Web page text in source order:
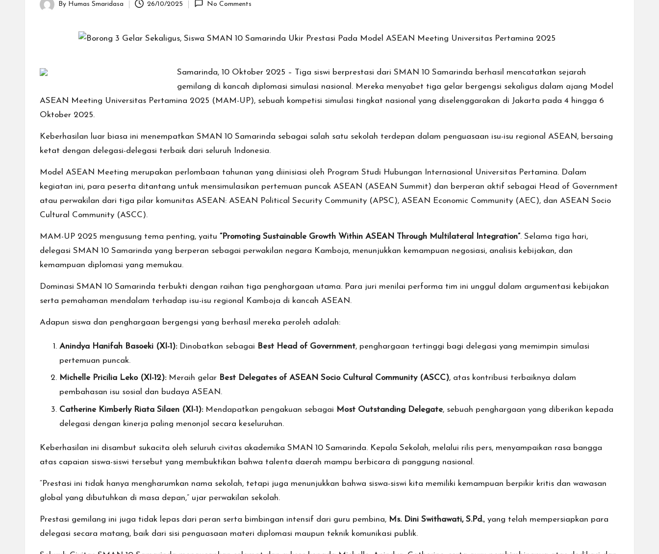
Posted
By Humas Smaridasa 26/10/2025 No Comments
Samarinda, 10 Oktober 2025 – Tiga siswi berprestasi dari SMAN 10 Samarinda berhasil mencatatkan sejarah
gemilang di kancah diplomasi simulasi nasional. Mereka menyabet tiga gelar bergengsi sekaligus dalam ajang Model
ASEAN Meeting Universitas Pertamina 2025 (MAM-UP), sebuah kompetisi simulasi tingkat nasional yang diselenggarakan di Jakarta pada 4 hingga 6
Oktober 2025.
Keberhasilan luar biasa ini menempatkan SMAN 10 Samarinda sebagai salah satu sekolah terdepan dalam penguasaan isu-isu regional ASEAN, bersaing
ketat dengan delegasi-delegasi terbaik dari seluruh Indonesia.
Model ASEAN Meeting merupakan perlombaan tahunan yang diinisiasi oleh Program Studi Hubungan Internasional Universitas Pertamina. Dalam
kegiatan ini, para peserta ditantang untuk mensimulasikan pertemuan puncak ASEAN (ASEAN Summit) dan berperan aktif sebagai Head of Government
atau perwakilan dari tiga pilar komunitas ASEAN: ASEAN Political Security Community (APSC), ASEAN Economic Community (AEC), dan ASEAN Socio
Cultural Community (ASCC).
MAM-UP 2025 mengusung tema penting, yaitu “Promoting Sustainable Growth Within ASEAN Through Multilateral Integration”. Selama tiga hari,
delegasi SMAN 10 Samarinda yang berperan sebagai perwakilan negara Kamboja, menunjukkan kemampuan negosiasi, analisis kebijakan, dan
kemampuan diplomasi yang memukau.
Dominasi SMAN 10 Samarinda terbukti dengan raihan tiga penghargaan utama. Para juri menilai performa tim ini unggul dalam argumentasi kebijakan
serta pemahaman mendalam terhadap isu-isu regional Kamboja di kancah ASEAN.
Adapun siswa dan penghargaan bergengsi yang berhasil mereka peroleh adalah:
Anindya Hanifah Basoeki (XI-1):Dinobatkan sebagai Best Head of Government, penghargaan tertinggi bagi delegasi yang memimpin simulasi
pertemuan puncak.
Michelle Pricilia Leko (XI-12):Meraih gelar Best Delegates of ASEAN Socio Cultural Community (ASCC), atas kontribusi terbaiknya dalam
pembahasan isu sosial dan budaya ASEAN.
Catherine Kimberly Riata Silaen (XI-1):Mendapatkan pengakuan sebagai Most Outstanding Delegate, sebuah penghargaan yang diberikan kepada
delegasi dengan kinerja paling menonjol secara keseluruhan.
Keberhasilan ini disambut sukacita oleh seluruh civitas akademika SMAN 10 Samarinda. Kepala Sekolah, melalui rilis pers, menyampaikan rasa bangga
atas capaian siswa-siswi tersebut yang membuktikan bahwa talenta daerah mampu berbicara di panggung nasional.
“Prestasi ini tidak hanya mengharumkan nama sekolah, tetapi juga menunjukkan bahwa siswa-siswi kita memiliki kemampuan berpikir kritis dan wawasan
global yang dibutuhkan di masa depan,” ujar perwakilan sekolah.
Prestasi gemilang ini juga tidak lepas dari peran serta bimbingan intensif dari guru pembina, Ms. Dini Swithawati, S.Pd., yang telah mempersiapkan para
delegasi secara matang, baik dari sisi penguasaan materi diplomasi maupun teknik komunikasi publik.